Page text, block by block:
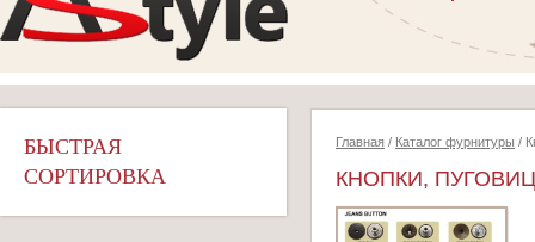
БЫСТРАЯ
СОРТИРОВКА
Главная / Каталог фурнитуры /
КНОПКИ,